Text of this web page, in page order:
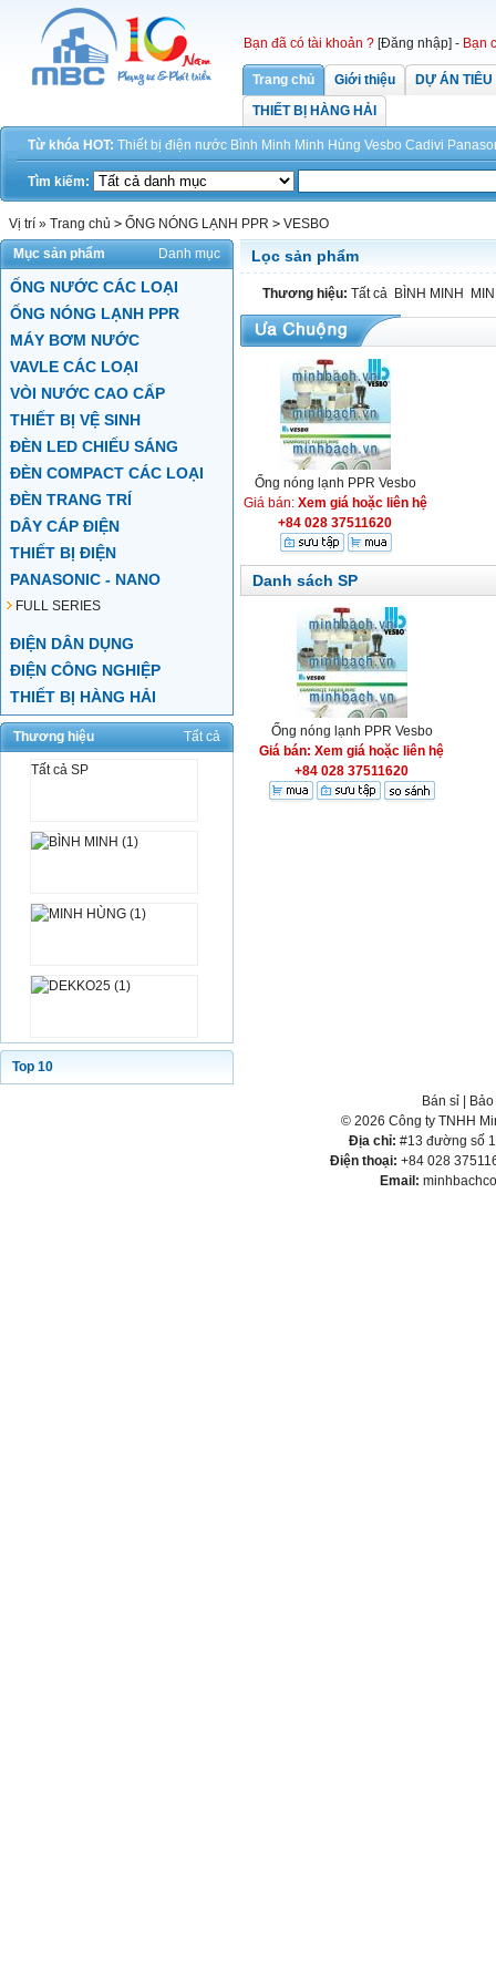
Bạn đã có tài khoản ? [Đăng nhập] - Bạn
Trang chủ Giới thiệu
DỰ ÁN
THIẾT BỊ HÀNG HẢI
Từ khóa HOT: Thiết bị điện nước Bình Minh Minh Hùng Vesbo Cadivi
Tìm kiếm:
Vị trí » Trang chủ > ỐNG NÓNG LẠNH PPR > VESBO
Mục sản phẩm
Danh mục
ỐNG NƯỚC CÁC LOẠI
ỐNG NÓNG LẠNH PPR
MÁY BƠM NƯỚC
VAVLE CÁC LOẠI
VÒI NƯỚC CAO CẤP
THIẾT BỊ VỆ SINH
ĐÈN LED CHIẾU SÁNG
ĐÈN COMPACT CÁC LOẠI
ĐÈN TRANG TRÍ
DÂY CÁP ĐIỆN
THIẾT BỊ ĐIỆN
PANASONIC - NANO
FULL SERIES
ĐIỆN DÂN DỤNG
ĐIỆN CÔNG NGHIỆP
THIẾT BỊ HÀNG HẢI
Thương hiệu Tất cả
Tất cả SP
Top 10
Lọc sản phẩm
Thương hiệu: Tất cả BÌNH MINH
Ống nóng lạnh PPR Vesbo
Giá bán: Xem giá hoặc liên hệ
+84 028 37511620
Danh sách SP
Ống nóng lạnh PPR Vesbo
Giá bán: Xem giá hoặc liên hệ
+84 028 37511620
Bán sỉ
© 2026 Công ty TNHH
Địa chỉ: #13 đường số
Điện thoại: +84 028
Email: